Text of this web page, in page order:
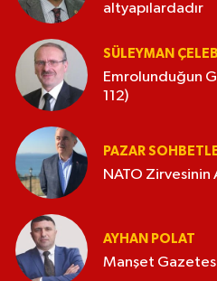
altyapılardadır
SÜLEYMAN ÇELEBI
Emrolunduğun
112)
PAZAR
NATO Zirvesinin
AYHAN POLAT
Manşet